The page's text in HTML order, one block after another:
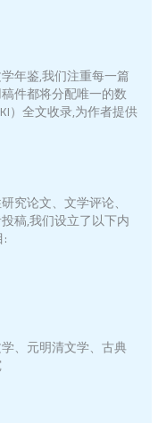
年鉴,我们注重每一篇
件都将分配唯一的数
）全文收录,为作者提供
究论文、文学评论、
稿,我们设立了以下内
:
、元明清文学、古典